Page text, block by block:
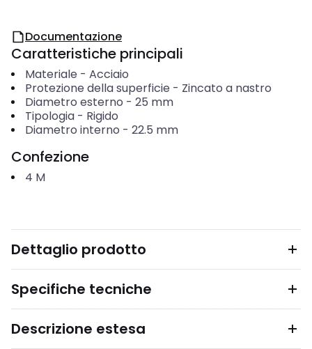
Documentazione
Caratteristiche principali
Materiale - Acciaio
Protezione della superficie - Zincato a nastro
Diametro esterno - 25 mm
Tipologia- Rigido
Diametro interno - 22.5 mm
Confezione
4 M
Dettaglio prodotto
Specifiche tecniche
Descrizione estesa